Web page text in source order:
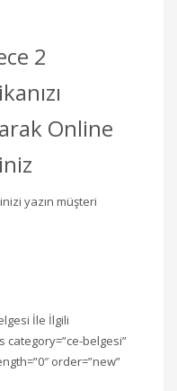
2
Online
yazın müşteri
İle İlgili
belgesi”
order=”new”